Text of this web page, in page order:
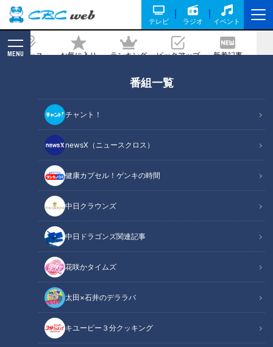
テレビ ラジオ イベント
ニュース お気に入り ランキング ピックアップ 新着記事
MENU
番組一覧
チャント！
newsX（ニュースクロス）
健康カプセル！ゲンキの時間
中日クラウンズ
中日ドラゴンズ関連記事
花咲かタイムズ
太田×石井のデララバ
キユーピー３分クッキング
ザイナーが作る目で見て楽しいカレーと
は？今食べるべき名古屋のカレーベスト
3を発表！（前編）
2025/07/05 06:03
2025年6月25日放送
CBCテレビ『デララバ』